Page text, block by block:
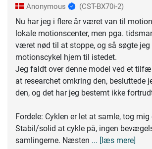
Anonymous (CST-BX70i-2)
Nu har jeg i flere år været van til
lokale motionscenter, men pga.
været nød til at stoppe, og så søgte jeg
motionscykel hjem til istedet.
Jeg faldt over denne model ved et
at researchet omkring den, besluttede
den, og det har jeg bestemt ikke
Fordele: Cyklen er let at samle, tog
Stabil/solid at cykle på, ingen
samlingerne. Næsten ... [læs mere]